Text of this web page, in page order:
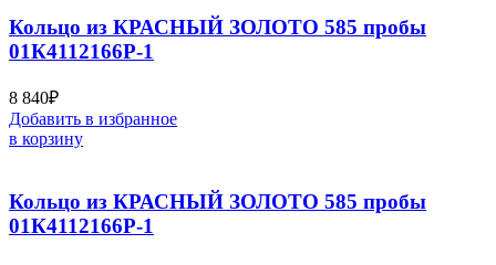
Кольцо из КРАСНЫЙ ЗОЛОТО 585 пробы
01К4112166Р-1
8 840₽
Добавить в избранное
в корзину
Кольцо из КРАСНЫЙ ЗОЛОТО 585 пробы
01К4112166Р-1